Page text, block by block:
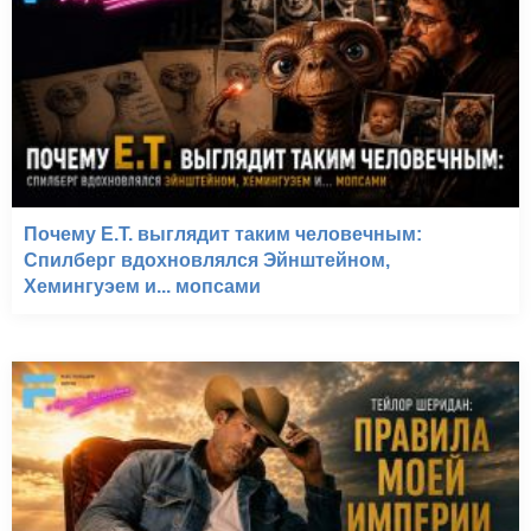
Почему E.T. выглядит таким человечным:
Спилберг вдохновлялся Эйнштейном,
Хемингуэем и... мопсами